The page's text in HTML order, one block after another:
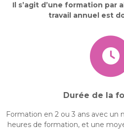
Il s’agit d’une formation par
travail annuel est
Durée de la
Formation en 2 ou 3 ans avec un
heures de formation, et une